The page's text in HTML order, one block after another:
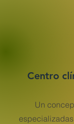
Centro
Un